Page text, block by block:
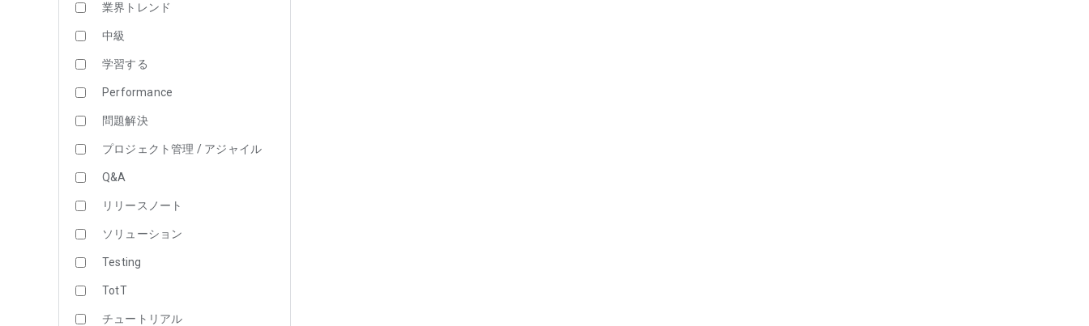
業界トレンド
中級
学習する
Performance
問題解決
プロジェクト管理 / アジャイル
Q&A
リリースノート
ソリューション
Testing
TotT
チュートリアル